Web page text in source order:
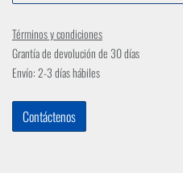
Términos y condiciones
Grantía de devolución de 30 días
Envío: 2-3 días hábiles
Contáctenos